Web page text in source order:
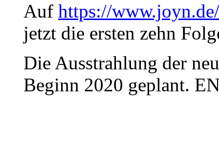
Auf https://
jetzt die ersten zehn
Die Ausstrahlung der
Beginn 2020 geplant.